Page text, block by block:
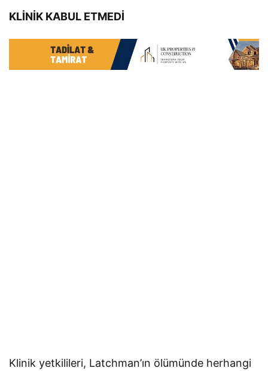
KLİNİK KABUL ETMEDİ
Klinik yetkilileri, Latchman’ın ölümünde herhangi